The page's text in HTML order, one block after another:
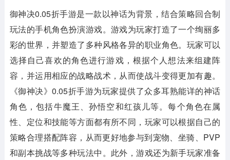
御神决0.05折手游是一款以神话为背景，结合策略回合制
玩法的手机角色扮演游戏。游戏为玩家打造了一个绚丽多
彩的世界，并塑造了多种风格各异的职业角色。玩家可以
选择自己喜欢的角色进行游戏，根据个人想法来组建阵
容，并运用相应的战略战术，从而使战斗变得更加有趣。
《御神决》0.05折手游为玩家提供了众多耳熟能详的神话
角色，包括牛魔王、孙悟空和红孩儿等。每个角色在属
性、定位和技能等方面都有所不同，玩家可以根据自己的
策略合理搭配阵容，从而更好地参与到宠物、坐骑、PVP
和副本挑战等多种玩法中。此外，游戏还为新手玩家准备